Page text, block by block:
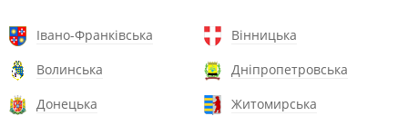
Івано-Франківська
Вінницька
Волинська
Дніпропетровська
Донецька
Житомирська